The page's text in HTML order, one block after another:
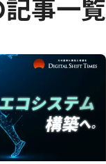
事一覧